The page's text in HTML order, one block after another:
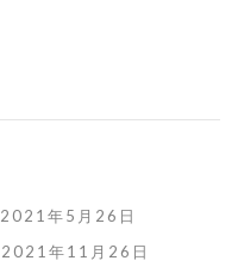
2021年5月26日
2021年11月26日